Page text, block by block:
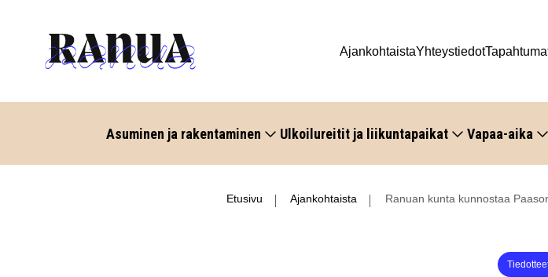
AjankohtaistaYhteystiedot
Asuminen ja rakentaminen Ulkoilureitit ja liikuntapaikat Vapaa-aika
Etusivu Ajankohtaista Ranuan kunta kunnostaa